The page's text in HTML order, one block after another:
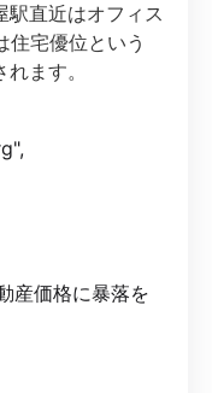
駅直近はオフィス
住宅優位という
ます。
産価格に暴落を